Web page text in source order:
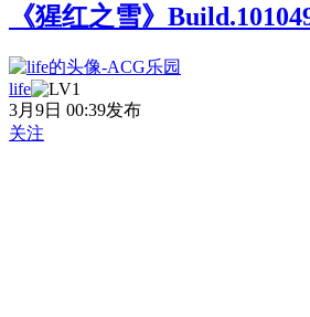
《猩红之雪》
life
3月9日 00:39发布
关注